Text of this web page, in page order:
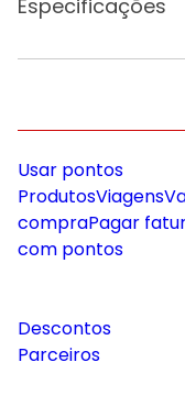
Especificações
Usar pontos
ProdutosViagens
compraPagar
com pontos
Descontos
Parceiros